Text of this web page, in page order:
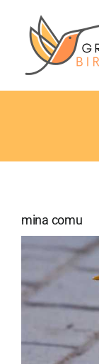
contenido
mina comu